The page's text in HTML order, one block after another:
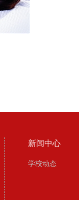
新闻中心
学校动态